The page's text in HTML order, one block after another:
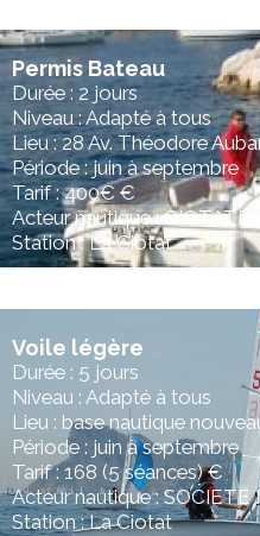
Permis Bateau
Durée : 2 jours
Niveau : Adapté à tous
Lieu : 28 Av. Théodore
Période : juin à septembre
Tarif : 400€ €
Acteur nautique :
Station : La Ciotat
Voile légère
Durée : 5 jours
Niveau : Adapté à tous
Lieu : base nautique
Période : juin à septembre
Tarif : 168 (5 séances) €
Acteur nautique :
Station : La Ciotat